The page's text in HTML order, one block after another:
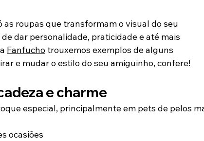
as roupas que transformam o visual do seu
dar personalidade, praticidade e até mais
Fanfucho trouxemos exemplos de alguns
e mudar o estilo do seu amiguinho, confere!
e charme
especial, principalmente em pets de pelos
ocasiões